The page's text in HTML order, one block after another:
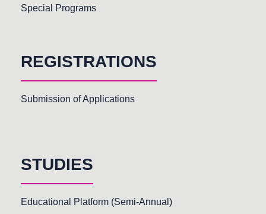
Special Programs
REGISTRATIONS
Submission of Applications
STUDIES
Educational Platform (Semi-Annual)